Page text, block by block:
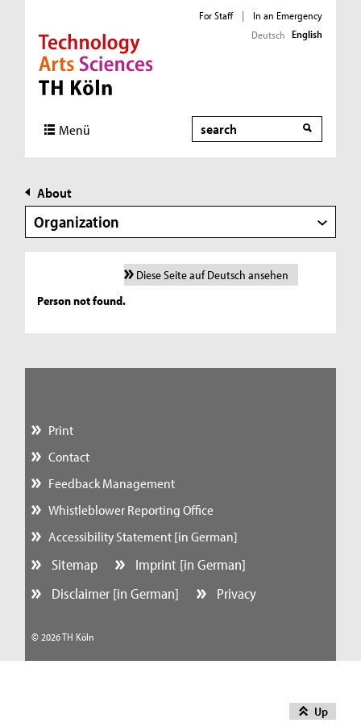
Direkt zur Hauptnavigation
Direkt zur Subnavigation
Direkt zum Inhalt
Direkt zum Fußbereich
For Staff |
In an Emergency
Deutsch English
Menü Search
About
Organization
Diese Seite auf Deutsch ansehen
Person not found.
Up
Print
Contact
Feedback Management
Whistleblower Reporting Office
Accessibility Statement [in German]
Sitemap
Imprint [in German]
Disclaimer [in German]
Privacy
© 2026 TH Köln